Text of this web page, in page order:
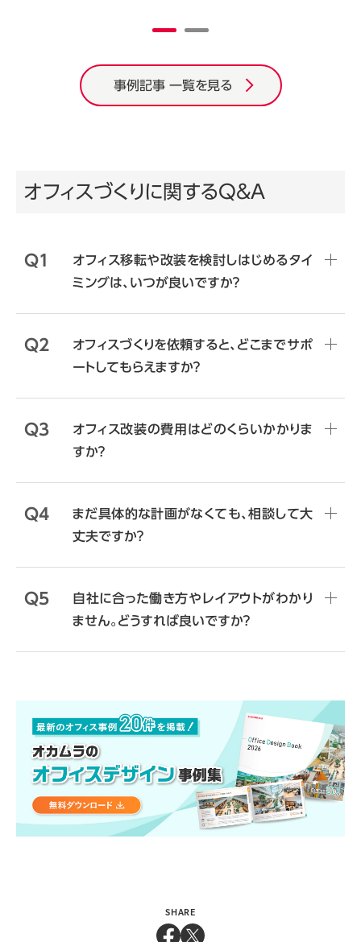
事例記事 一覧を見る
オフィスづくりに関するQ&A
Q1
オフィス移転や改装を検討しはじめるタイ
ミングは、いつが良いですか？
Q2
オフィスづくりを依頼すると、どこまでサポ
ートしてもらえますか？
Q3
オフィス改装の費用はどのくらいかかりま
すか？
Q4
まだ具体的な計画がなくても、相談して大
丈夫ですか？
Q5
自社に合った働き方やレイアウトがわかり
ません。どうすれば良いですか？
SHARE